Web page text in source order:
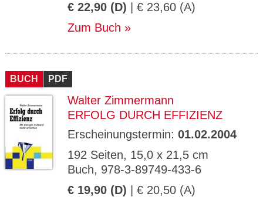
€ 22,90 (D) | € 23,60 (A)
Zum Buch
BUCH PDF
Walter Zimmermann
ERFOLG DURCH EFFIZIENZ
Erscheinungstermin: 01.02.2004
192 Seiten, 15,0 x 21,5 cm
Buch, 978-3-89749-433-6
€ 19,90 (D) | € 20,50 (A)